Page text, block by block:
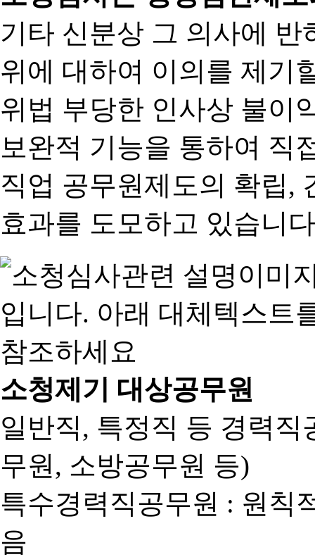
기타 신분상 그 의사에
위에 대하여 이의를 제기
위법 부당한 인사상 불이
보완적 기능을 통하여 직
직업 공무원제도의 확립,
효과를 도모하고 있습니
소청제기 대상공무원
일반직, 특정직 등 경력
무원, 소방공무원 등)
특수경력직공무원 : 원칙
음